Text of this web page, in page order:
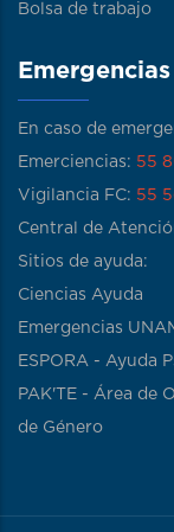
Bolsa de trabajo
Emergencias
En caso de
Emerciencias: 55
Vigilancia FC: 55
Central de
Sitios de ayuda:
Ciencias Ayuda
Emergencias
ESPORA - Ayuda
PAK'TE - Área de
de Género